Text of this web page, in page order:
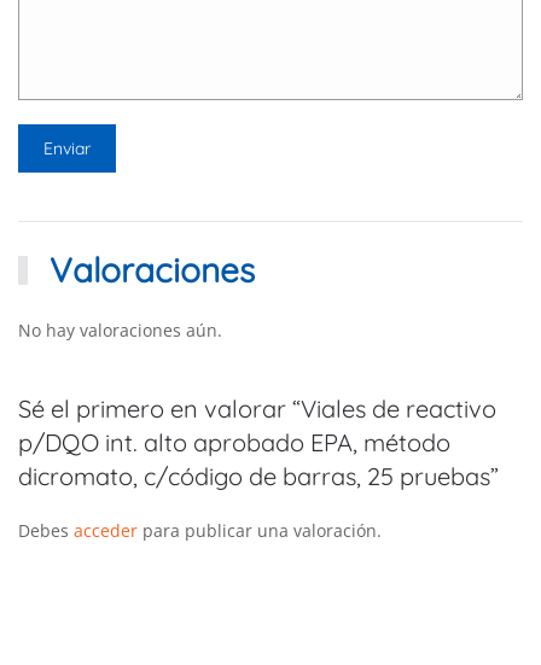
Valoraciones
No hay valoraciones aún.
Sé el primero en valorar “Viales de reactivo
p/DQO int. alto aprobado EPA, método
dicromato, c/código de barras, 25 pruebas”
Debes acceder para publicar una valoración.